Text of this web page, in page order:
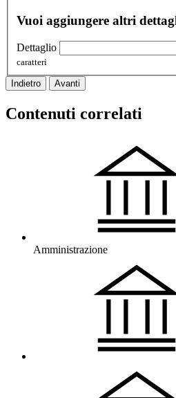
Vuoi aggiungere altri
Dettaglio
caratteri
Indietro Avanti
Contenuti correlati
Amministrazione